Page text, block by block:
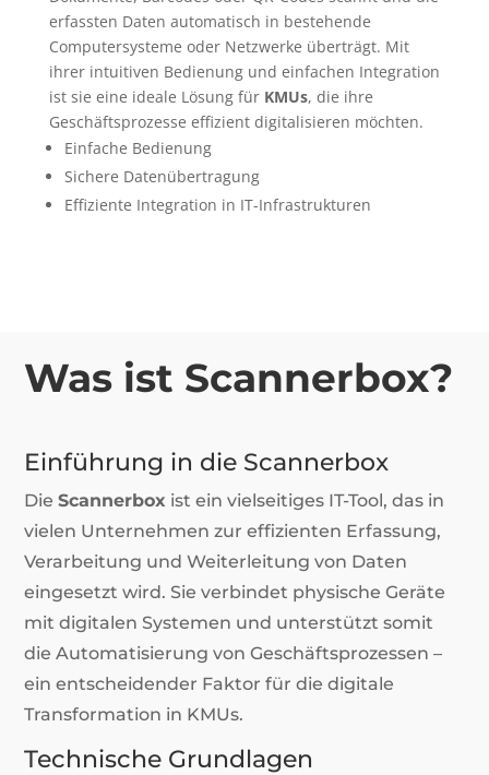
erfassten Daten automatisch in bestehende
Computersysteme oder Netzwerke überträgt. Mit
ihrer intuitiven Bedienung und einfachen Integration
ist sie eine ideale Lösung für KMUs, die ihre
Geschäftsprozesse effizient digitalisieren möchten.
Einfache Bedienung
Sichere Datenübertragung
Effiziente Integration in IT-Infrastrukturen
Was ist Scannerbox?
Einführung in die Scannerbox
DieScannerbox ist ein vielseitiges IT-Tool, das in
vielen Unternehmen zur effizienten Erfassung,
Verarbeitung und Weiterleitung von Daten
eingesetzt wird. Sie verbindet physische Geräte
mit digitalen Systemen und unterstützt somit
die Automatisierung von Geschäftsprozessen –
ein entscheidender Faktor für die digitale
Transformation in KMUs.
Technische Grundlagen